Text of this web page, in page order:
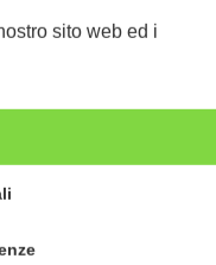
sito web ed i